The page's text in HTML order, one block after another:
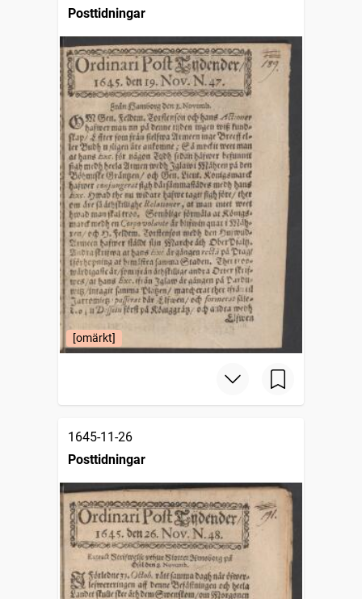
Posttidningar
[omärkt]
1645-11-26
Posttidningar